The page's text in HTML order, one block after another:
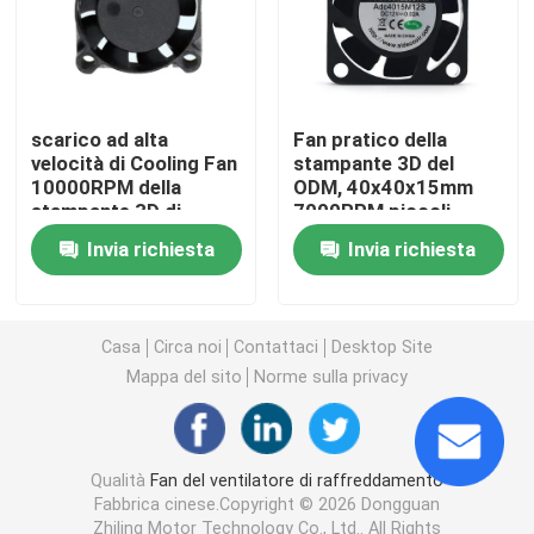
Motore senza spazzola di CC
Fan di flusso trasversale di CC
Ventola di raffreddamento a risparmio energetico
Ventola di raffreddamento dell'armadio del computer
Ventola di raffreddamento del server
3D stampante Cooling Fan
scarico ad alta
velocità di Cooling Fan
10000RPM della
stampante 3D di
25x25x7MM
Invia richiesta
Fan pratico della
stampante 3D del
ODM, 40x40x15mm
7000RPM piccoli
ventilatori elettrici da
12 voltInvia richiesta
Casa Circa noi Contattaci
Desktop Site
Mappa del sito
Norme sulla privacy
Qualità Fan del ventilatore di raffreddamento
Fabbrica cinese.Copyright © 2026 Dongguan
Zhiling Motor Technology Co., Ltd.. All Rights